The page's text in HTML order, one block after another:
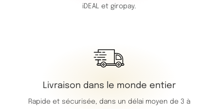
iDEAL et giropay.
Livraison dans le monde entier
Rapide et sécurisée, dans un délai moyen de 3 à